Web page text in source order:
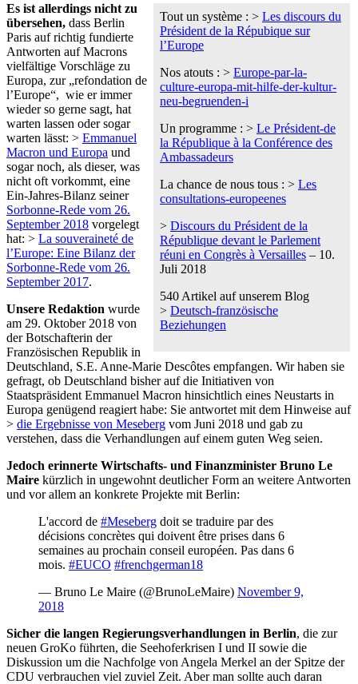
Tout un système : > Les discours du
Président de la Répubique sur
l’Europe
Nos atouts : > Europe-par-la-
culture-europa-mit-hilfe-der-kultur-
neu-begruenden-i
Un programme : > Le Président-de
la République à la Conférence des
Ambassadeurs
La chance de nous tous : > Les
consultations-europeenes
> Discours du Président de la
République devant le Parlement
réuni en Congrès à Versailles – 10.
Juli 2018
540 Artikel auf unserem Blog
> Deutsch-französische
Beziehungen
Es ist allerdings nicht zu
übersehen, dass Berlin
Paris auf richtig fundierte
Antworten auf Macrons
vielfältige Vorschläge zu
Europa, zur „refondation de
l’Europe“, wie er immer
wieder so gerne sagt, hat
warten lassen oder sogar
warten lässt: > Emmanuel
Macron und Europa und
sogar noch, als dieser, was
nicht oft vorkommt, eine
Ein-Jahres-Bilanz seiner
Sorbonne-Rede vom 26.
September 2018 vorgelegt
hat: > La souveraineté de
l’Europe: Eine Bilanz der
Sorbonne-Rede vom 26.
September 2017.
Unsere Redaktion wurde
am 29. Oktober 2018 von
der Botschafterin der
Französischen Republik in
Deutschland, S.E. Anne-Marie Descôtes empfangen. Wir haben sie
gefragt, ob Deutschland bisher auf die Initiativen von
Staatspräsident Emmanuel Macron hinsichtlich eines Neustarts in
Europa genügend reagiert habe: Sie antwortet mit dem Hinweise auf
> die Ergebnisse von Meseberg vom Juni 2018 und gab zu
verstehen, dass die Verhandlungen auf einem guten Weg seien.
Jedoch erinnerte Wirtschafts- und Finanzminister Bruno Le
Maire kürzlich in ungewohnt deutlicher Form an weitere Antworten
und vor allem an konkrete Projekte mit Berlin:
L'accord de #Meseberg doit se traduire par des
décisions concrètes qui doivent être prises dans 6
semaines au prochain conseil européen. Pas dans 6
mois. #EUCO #frenchgerman18
— Bruno Le Maire (@BrunoLeMaire) November 9,
2018
Sicher die langen Regierungsverhandlungen in Berlin, die zur
neuen GroKo führten, die Seehoferkrisen I und II sowie die
Diskussion um die Nachfolge von Angela Merkel an der Spitze der
CDU verbrauchen viel zuviel Zeit. Aber man sollte auch daran